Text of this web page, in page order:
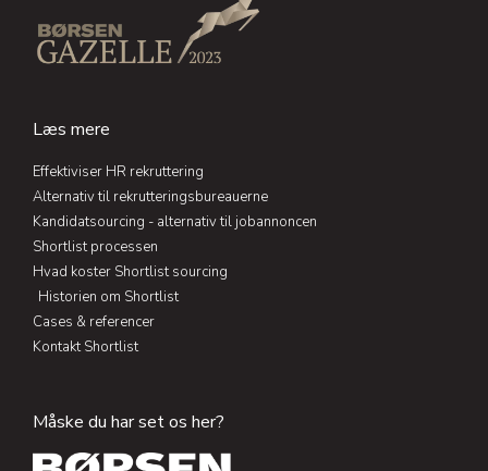
n
-
i
k
-
f
Læs mere
Effektiviser HR rekruttering
Alternativ til rekrutteringsbureauerne
Kandidatsourcing - alternativ til jobannoncen
Shortlist processen
Hvad koster Shortlist sourcing
Historien om Shortlist
Cases & referencer
Kontakt Shortlist
Måske du har set os her?